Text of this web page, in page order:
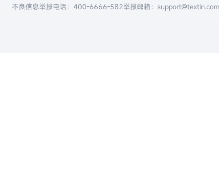
不良信息举报电话： 400-6666-582举报邮箱：support@textin.com